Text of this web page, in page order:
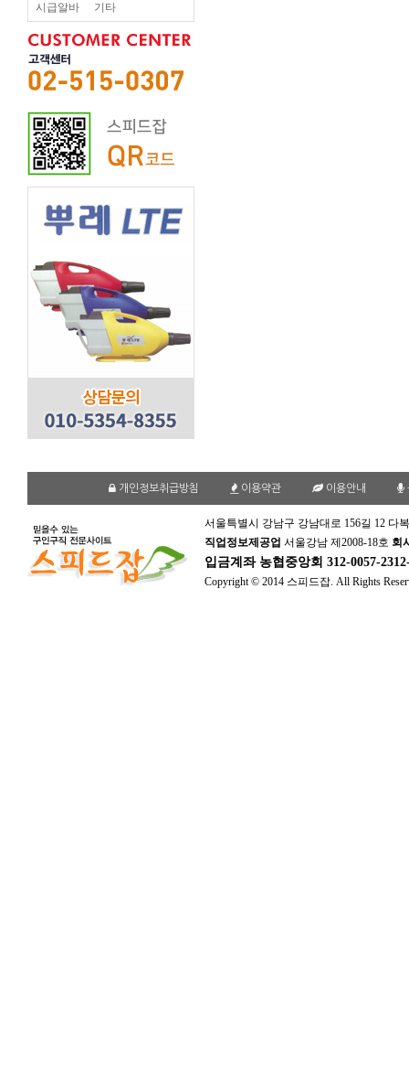
시급알바 기타
개인정보취급방침 이용약관 이용안내
서울특별시 강남구 강남대로 156길 12 다
직업정보제공업 서울강남 제2008-18호 회
입금계좌 농협중앙회 312-0057-
Copyright © 2014 스피드잡. All Rights